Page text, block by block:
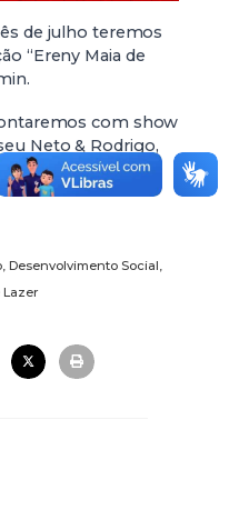
de julho teremos
“Ereny Maia de
com show
Neto & Rodrigo,
este evento
, Desenvolvimento Social
Lazer